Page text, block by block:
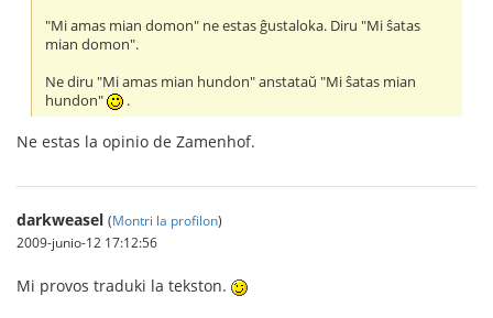
"Mi amas mian domon" ne estas ĝustaloka. Diru "Mi ŝatas
mian domon".
Ne diru "Mi amas mian hundon" anstataŭ "Mi ŝatas mian
hundon"
.
Ne estas la opinio de Zamenhof.
darkweasel (Montri la profilon)
2009-junio-12 17:12:56
Mi provos traduki la tekston.